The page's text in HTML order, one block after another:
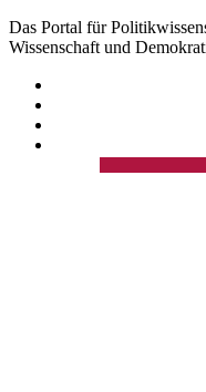
Das Portal für
Wissenschaft und